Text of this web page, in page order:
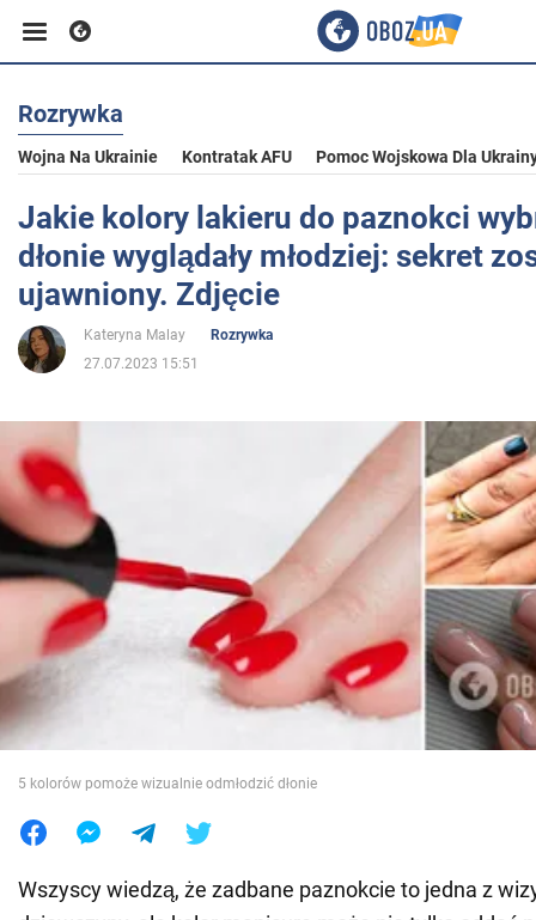
Biznes
Sport
Rozrywka
Życie
Polityka
Społeczeństwo
Wojna na Ukrainie
Świat
Jedzenie
Rozrywka
Wojna Na Ukrainie Kontratak AFU Pomoc Wojskowa Dla
Jakie kolory lakieru do paznokci
dłonie wyglądały młodziej: sekret
ujawniony. Zdjęcie
Kateryna Malay
Rozrywka
27.07.2023 15:51
5 kolorów pomoże wizualnie odmłodzić dłonie
Wszyscy wiedzą, że zadbane paznokcie to jedna z